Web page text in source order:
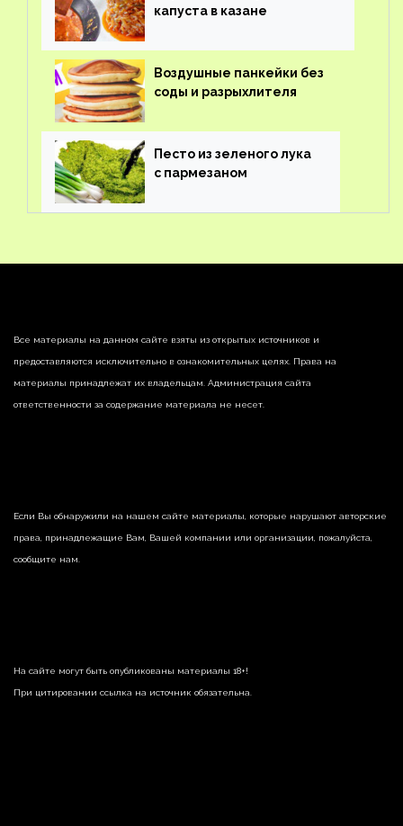
капуста в казане
Воздушные панкейки без
соды и разрыхлителя
Песто из зеленого лука
с пармезаном
Все материалы на данном сайте взяты из открытых источников и
предоставляются исключительно в ознакомительных целях. Права на
материалы принадлежат их владельцам. Администрация сайта
ответственности за содержание материала не несет.
Если Вы обнаружили на нашем сайте материалы, которые нарушают авторские
права, принадлежащие Вам, Вашей компании или организации, пожалуйста,
сообщите нам.
На сайте могут быть опубликованы материалы 18+!
При цитировании ссылка на источник обязательна.